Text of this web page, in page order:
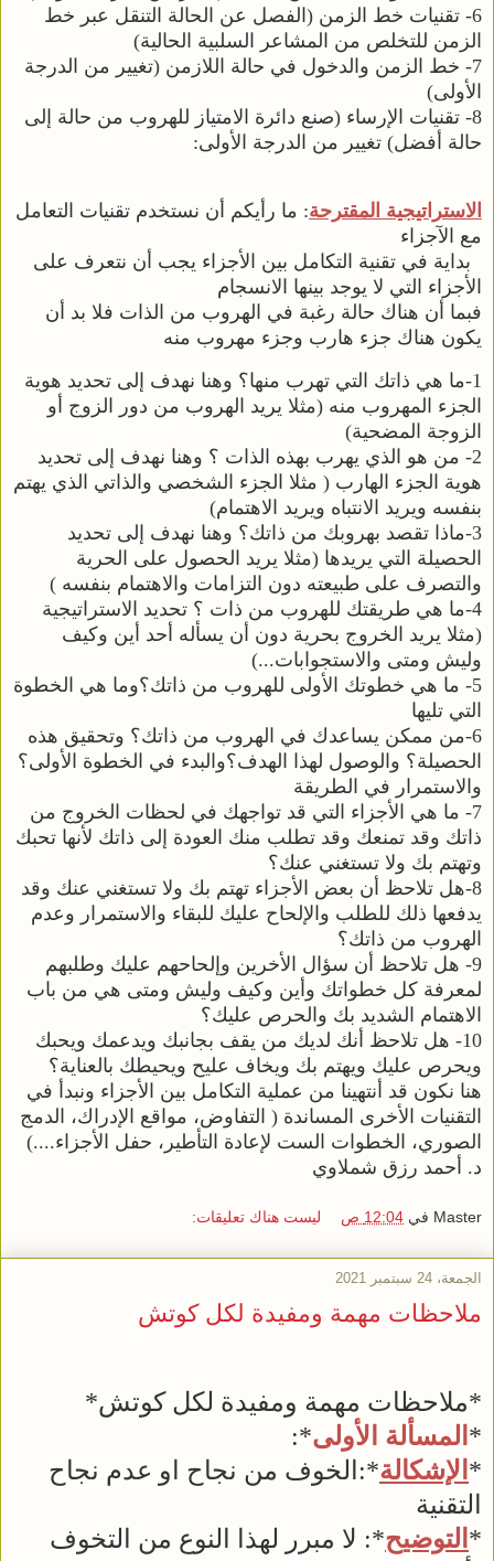
6- تقنيات خط الزمن (الفصل عن الحالة التنقل عبر خط
الزمن للتخلص من المشاعر السلبية الحالية)
7- خط الزمن والدخول في حالة اللازمن (تغيير من الدرجة
الأولى)
8- تقنيات الإرساء (صنع دائرة الامتياز للهروب من حالة إلى
حالة أفضل) تغيير من الدرجة الأولى:
الاستراتيجية المقترحة: ما رأيكم أن نستخدم تقنيات التعامل
مع الآجزاء
بداية في تقنية التكامل بين الأجزاء يجب أن نتعرف على
الأجزاء التي لا يوجد بينها الانسجام
فبما أن هناك حالة رغبة في الهروب من الذات فلا بد أن
يكون هناك جزء هارب وجزء مهروب منه
1-ما هي ذاتك التي تهرب منها؟ وهنا نهدف إلى تحديد هوية
الجزء المهروب منه (مثلا يريد الهروب من دور الزوج أو
الزوجة المضحية)
2- من هو الذي يهرب بهذه الذات ؟ وهنا نهدف إلى تحديد
هوية الجزء الهارب ( مثلا الجزء الشخصي والذاتي الذي يهتم
بنفسه ويريد الانتباه ويريد الاهتمام)
3-ماذا تقصد بهروبك من ذاتك؟ وهنا نهدف إلى تحديد
الحصيلة التي يريدها (مثلا يريد الحصول على الحرية
والتصرف على طبيعته دون التزامات والاهتمام بنفسه )
4-ما هي طريقتك للهروب من ذات ؟ تحديد الاستراتيجية
(مثلا يريد الخروج بحرية دون أن يسأله أحد أين وكيف
وليش ومتى والاستجوابات...)
5- ما هي خطوتك الأولى للهروب من ذاتك؟وما هي الخطوة
التي تليها
6-من ممكن يساعدك في الهروب من ذاتك؟ وتحقيق هذه
الحصيلة؟ والوصول لهذا الهدف؟والبدء في الخطوة الأولى؟
والاستمرار في الطريقة
7- ما هي الأجزاء التي قد تواجهك في لحظات الخروج من
ذاتك وقد تمنعك وقد تطلب منك العودة إلى ذاتك لأنها تحبك
وتهتم بك ولا تستغني عنك؟
8-هل تلاحظ أن بعض الأجزاء تهتم بك ولا تستغني عنك وقد
يدفعها ذلك للطلب والإلحاح عليك للبقاء والاستمرار وعدم
الهروب من ذاتك؟
9- هل تلاحظ أن سؤال الأخرين وإلحاحهم عليك وطلبهم
لمعرفة كل خطواتك وأين وكيف وليش ومتى هي من باب
الاهتمام الشديد بك والحرص عليك؟
10- هل تلاحظ أنك لديك من يقف بجانبك ويدعمك ويحبك
ويحرص عليك ويهتم بك ويخاف عليح ويحيطك بالعناية؟
هنا نكون قد أنتهينا من عملية التكامل بين الأجزاء ونبدأ في
التقنيات الأخرى المساندة ( التفاوض، مواقع الإدراك، الدمج
الصوري، الخطوات الست لإعادة التأطير، حفل الأجزاء....)
د. أحمد رزق شملاوي
Master في 12:04 ص ليست هناك تعليقات:
الجمعة، 24 سبتمبر 2021
ملاحظات مهمة ومفيدة لكل كوتش
*ملاحظات مهمة ومفيدة لكل كوتش*
* المسألة الأولى*:
* الإشكالة*:الخوف من نجاح او عدم نجاح
التقنية
* التوضيح*: لا مبرر لهذا النوع من التخوف